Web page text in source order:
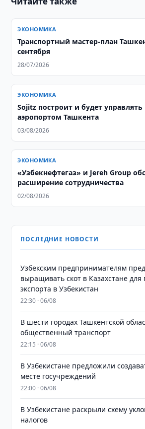
ЭКОНОМИКА
Транспортный мастер-план
сентября
28/07/2026
ЭКОНОМИКА
Sojitz построит и будет
аэропортом Ташкента
03/08/2026
ЭКОНОМИКА
«Узбекнефтегаз» и Jereh Group
расширение сотрудничества
02/08/2026
ПОСЛЕДНИЕ НОВОСТИ
Узбекским предпринимателям
выращивать скот в Казахстане
экспорта в Узбекистан
22:30 · 06/08
В шести городах Ташкентской
общественный транспорт
22:15 · 06/08
В Узбекистане предложили
месте госучреждений
22:00 · 06/08
В Узбекистане раскрыли схему
налогов